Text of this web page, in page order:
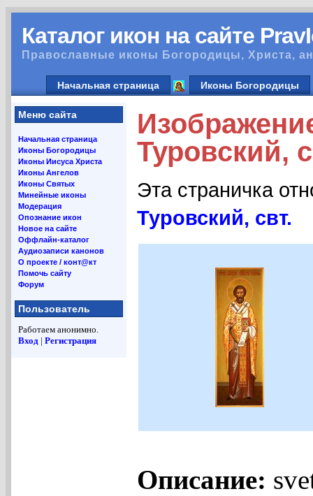
Каталог икон на сайте
Православные иконы Богородицы, Христа,
Начальная страница Иконы Богородицы
Меню сайта
Начальная страница
Иконы Богородицы
Иконы Иисуса Христа
Иконы Ангелов
Иконы Святых
Минейные иконы
Модерация
Опознание икон
Новое на сайте
Оффлайн-каталог
Аудиозаписи канонов
О проекте / конт@кт
Помочь сайту
Форум
Пользователь
Работаем анонимно.
Вход | Регистрация
Туровский,
Эта страничка
Туровский, свт.
Описание: